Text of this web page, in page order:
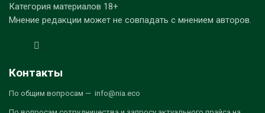
Категория материалов 18+
Мнение редакции может не совпадать с мнением авторов.
Контакты
По общим вопросам — info@nia.eco